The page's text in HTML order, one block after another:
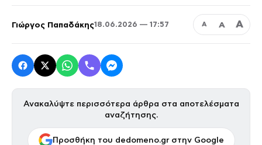
Γιώργος Παπαδάκης18.06.2026 — 17:57 Α Α Α
Ανακαλύψτε περισσότερα άρθρα στα αποτελέσματα
αναζήτησης.
Προσθήκη του dedomeno.gr στην Google